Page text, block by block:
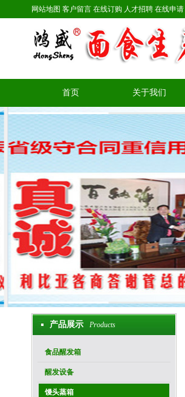
网站地图 客户留言 在线订购 人才招聘 在线申请
首页 关于我们
产品展示 Products
食品醒发箱
醒发设备
馒头蒸箱